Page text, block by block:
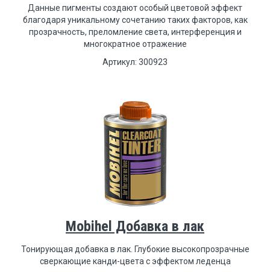
Данные пигменты создают особый цветовой эффект
благодаря уникальному сочетанию таких факторов, как
прозрачность, преломление света, интерференция и
многократное отражение
Артикул: 300923
Mobihel Добавка в лак
Тонирующая добавка в лак. Глубокие высокопрозрачные
сверкающие канди-цвета с эффектом леденца